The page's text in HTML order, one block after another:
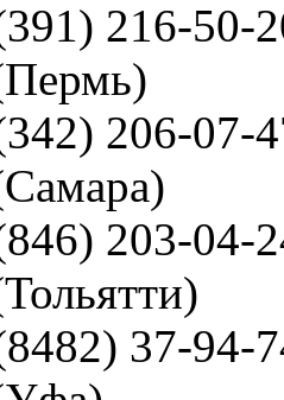
216-50-
206-07-
203-04-
37-94-